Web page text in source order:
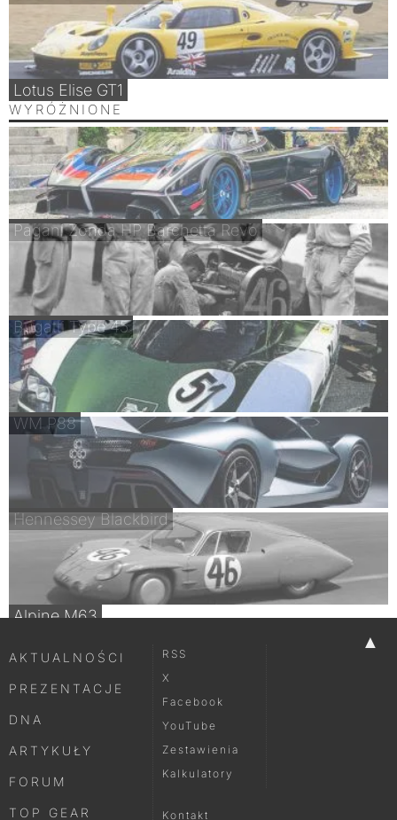
Lotus Elise GT1
WYRÓŻNIONE
Pagani Zonda HP Barchetta Revo
Bugatti Type 45
WM P88
Hennessey Blackbird
Alpine M63
▲
AKTUALNOŚCI
PREZENTACJE
DNA
ARTYKUŁY
FORUM
TOP GEAR
RSS
X
Facebook
YouTube
Zestawienia
Kalkulatory
Kontakt